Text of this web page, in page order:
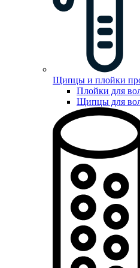
Щипцы и плойки
Плойки для
Щипцы для